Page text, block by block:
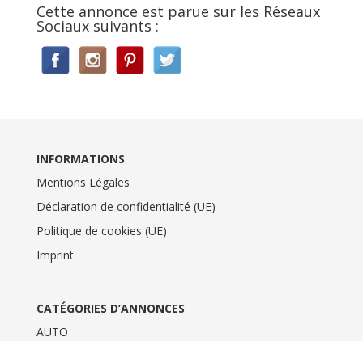
Cette annonce est parue sur les Réseaux
Sociaux suivants :
INFORMATIONS
Mentions Légales
Déclaration de confidentialité (UE)
Politique de cookies (UE)
Imprint
CATÉGORIES D’ANNONCES
AUTO